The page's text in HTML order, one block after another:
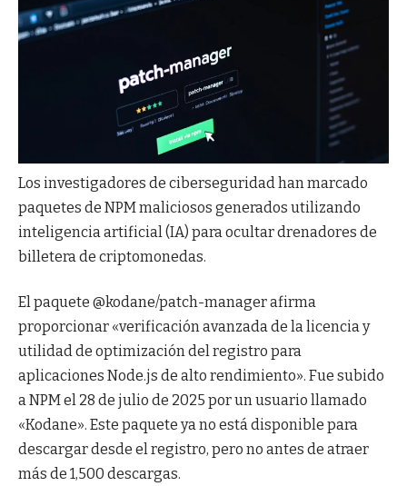
Los investigadores de ciberseguridad han marcado
paquetes de NPM maliciosos generados utilizando
inteligencia artificial (IA) para ocultar drenadores de
billetera de criptomonedas.
El paquete @kodane/patch-manager afirma
proporcionar «verificación avanzada de la licencia y
utilidad de optimización del registro para
aplicaciones Node.js de alto rendimiento». Fue subido
a NPM el 28 de julio de 2025 por un usuario llamado
«Kodane». Este paquete ya no está disponible para
descargar desde el registro, pero no antes de atraer
más de 1,500 descargas.